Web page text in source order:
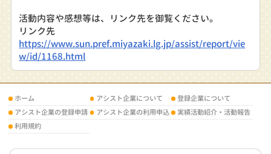
活動内容や感想等は、リンク先を御覧ください。
リンク先
https://www.sun.pref.miyazaki.lg.jp/assist/report/vie
w/id/1168.html
ホーム アシスト企業について
登録企業について
アシスト企業の登録申請
アシスト企業の利用申込
実績活動紹介・活動報告
利用規約